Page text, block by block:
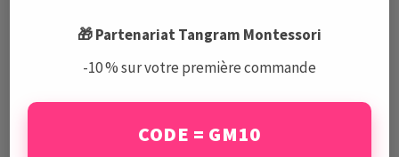
Guide Montessori
🎁 Partenariat Tangram Montessori
-10 % sur votre première commande
CODE = GM10